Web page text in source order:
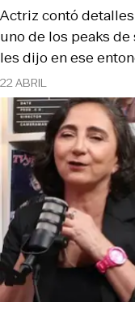
22 ABRIL
Actriz contó
uno de los peaks de
les dijo en ese